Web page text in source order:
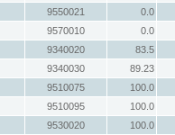
9550021
0.0
9570010
0.0
9340020
83.5
9340030
89.23
9510075
100.0
9510095
100.0
9530020 100.0